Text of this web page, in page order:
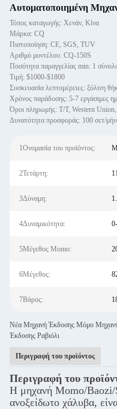
Αυτοματοποιημένη
Τόπος καταγωγής: Χενάν, Κίνα
Μάρκα: CQ
Πιστοποίηση: CE, SGS, TUV
Αριθμό μοντέλου: CQ-150S
Ποσότητα παραγγελίας min: 1
Τιμή: $1000-$1800
Συσκευασία λεπτομέρειες: ξύλινη
Χρόνος παράδοσης: 5-7 εργάσιμες
Όροι πληρωμής: T/T, Western Union,
Δυνατότητα προσφοράς: 100 σετ/
1Ονομασία του προϊόντος:
2Τετάρτη:
3Δύναμη:
4Δυναμικότητα:
5Μέγεθος Momo:
6Μέγεθος:
7Βάρος:
Νέα Μηχανή Έκδοσης Μόμο
Έκδοσης Ραβιόλι
Περιγραφή του προϊόντος
Περιγραφή του
Η μηχανή Momo/Baozi/
ανοξείδωτο χάλυβα,